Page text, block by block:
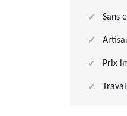
Sans
Prix